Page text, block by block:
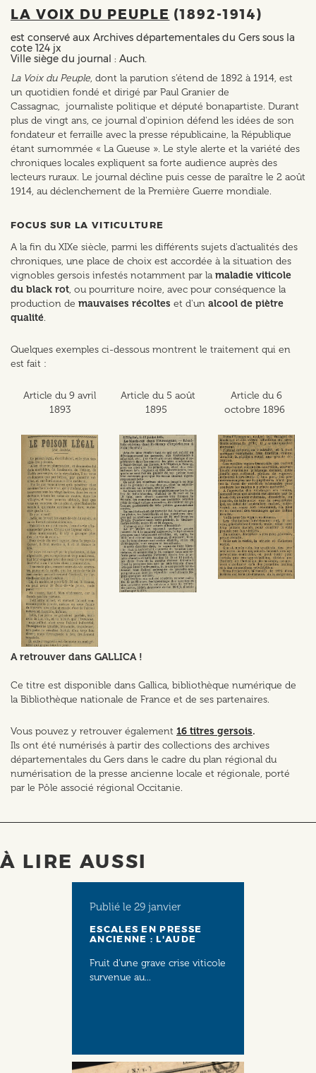
LA VOIX DU PEUPLE (1892-1914)
est conservé aux Archives départementales du Gers sous la
cote 124 jx
Ville siège du journal : Auch.
La Voix du Peuple, dont la parution s’étend de 1892 à 1914, est
un quotidien fondé et dirigé par Paul Granier de
Cassagnac, journaliste politique et député bonapartiste. Durant
plus de vingt ans, ce journal d'opinion défend les idées de son
fondateur et ferraille avec la presse républicaine, la République
étant surnommée « La Gueuse ». Le style alerte et la variété des
chroniques locales expliquent sa forte audience auprès des
lecteurs ruraux. Le journal décline puis cesse de paraître le 2 août
1914, au déclenchement de la Première Guerre mondiale.
FOCUS SUR LA VITICULTURE
A la fin du XIXe siècle, parmi les différents sujets d'actualités des
chroniques, une place de choix est accordée à la situation des
vignobles gersois infestés notamment par la maladie viticole
du black rot, ou pourriture noire, avec pour conséquence la
production de mauvaises récoltes et d'un alcool de piètre
qualité.
Quelques exemples ci-dessous montrent le traitement qui en
est fait :
Article du 9 avril
1893
Article du 5 août
1895
Article du 6
octobre 1896
A retrouver dans GALLICA !
Ce titre est disponible dans Gallica, bibliothèque numérique de
la Bibliothèque nationale de France et de ses partenaires.
Vous pouvez y retrouver également 16 titres gersois.
Ils ont été numérisés à partir des collections des archives
départementales du Gers dans le cadre du plan régional du
numérisation de la presse ancienne locale et régionale, porté
par le Pôle associé régional Occitanie.
À LIRE AUSSI
Publié le 29 janvier
ESCALES EN PRESSE
ANCIENNE : L'AUDE
Fruit d’une grave crise viticole
survenue au...